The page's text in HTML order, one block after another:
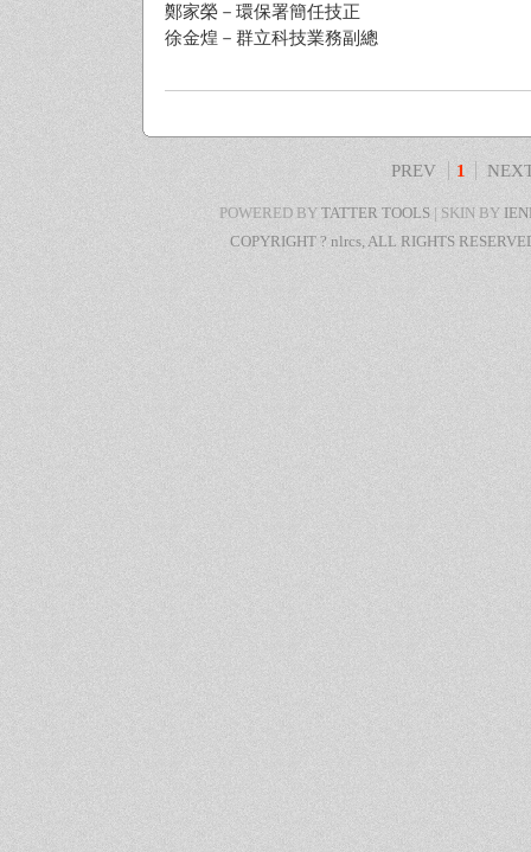
鄭家榮－環保署簡任技正
徐金煌－群立科技業務副總
PREV 1
POWERED BY TATTER TOOLS | SKIN BY
COPYRIGHT ? nlrcs, ALL RIGHTS